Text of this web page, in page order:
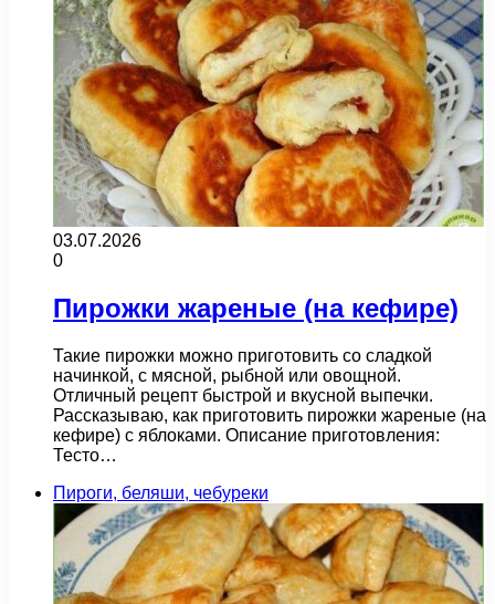
03.07.2026
0
Пирожки жареные (на кефире)
Такие пирожки можно приготовить со сладкой
начинкой, с мясной, рыбной или овощной.
Отличный рецепт быстрой и вкусной выпечки.
Рассказываю, как приготовить пирожки жареные (на
кефире) с яблоками. Описание приготовления:
Тесто…
Пироги, беляши, чебуреки